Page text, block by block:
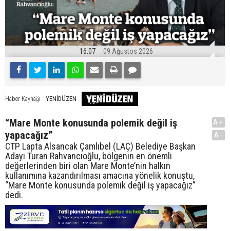
16:07 09 Ağustos 2026
Haber Kaynağı YENİDÜZEN
“Mare Monte konusunda polemik değil iş
yapacağız”
CTP Lapta Alsancak Çamlıbel (LAÇ) Belediye Başkan
Adayı Turan Rahvancıoğlu, bölgenin en önemli
değerlerinden biri olan Mare Monte’nin halkın
kullanımına kazandırılması amacına yönelik konuştu,
“Mare Monte konusunda polemik değil iş yapacağız”
dedi.
A+
A-